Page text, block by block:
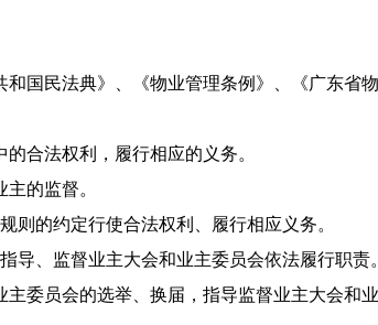
民法典》、《物业管理条例》、《广东省
合法权利，履行相应的义务。
的监督。
的约定行使合法权利、履行相应义务。
、监督业主大会和业主委员会依法履行职责。
委员会的选举、换届，指导监督业主大会和